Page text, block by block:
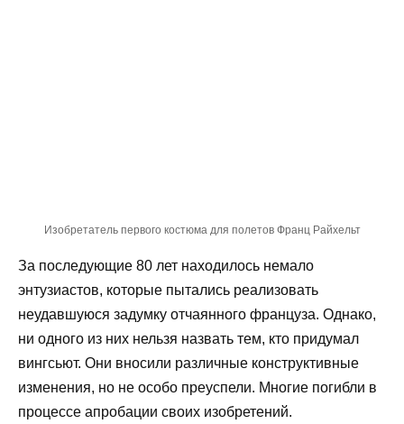
Изобретатель первого костюма для полетов Франц Райхельт
За последующие 80 лет находилось немало
энтузиастов, которые пытались реализовать
неудавшуюся задумку отчаянного француза. Однако,
ни одного из них нельзя назвать тем, кто придумал
вингсьют. Они вносили различные конструктивные
изменения, но не особо преуспели. Многие погибли в
процессе апробации своих изобретений.